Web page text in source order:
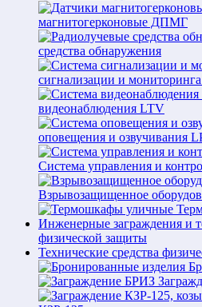
магнитогерконовые ДПМГ
средства обнаружения
сигнализации и
видеонаблюдения LTV
оповещения и озвучивания
Система управления и
Взрывозащищенное
Инженерные заграждения и
физической защиты
Технические средства